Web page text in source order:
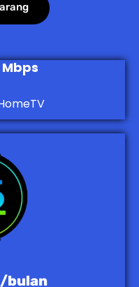
bulan